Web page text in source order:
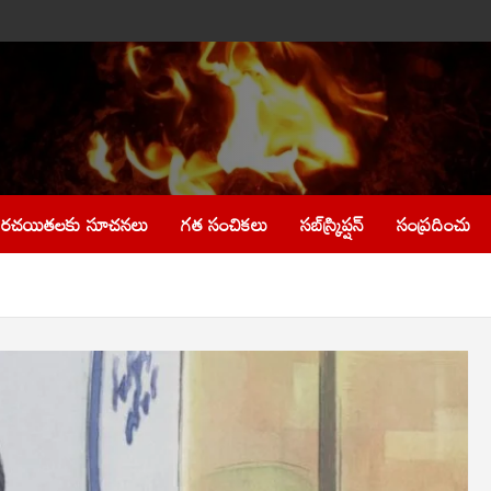
రచయితలకు సూచనలు గత సంచికలు సబ్‌స్క్రిప్షన్ సంప్రదించు